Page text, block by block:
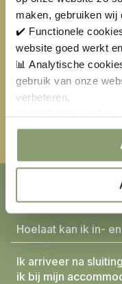
maken, gebruiken wij
✔️ Functionele
website goed werkt
📊 Analytische
gebruik van onze
verbeteren.
aanbiedingen en
Geselecteerd
Pasen €138,00
Hemelvaart
Hoelaat kan ik in-
Ik arriveer na
ik bij mijn